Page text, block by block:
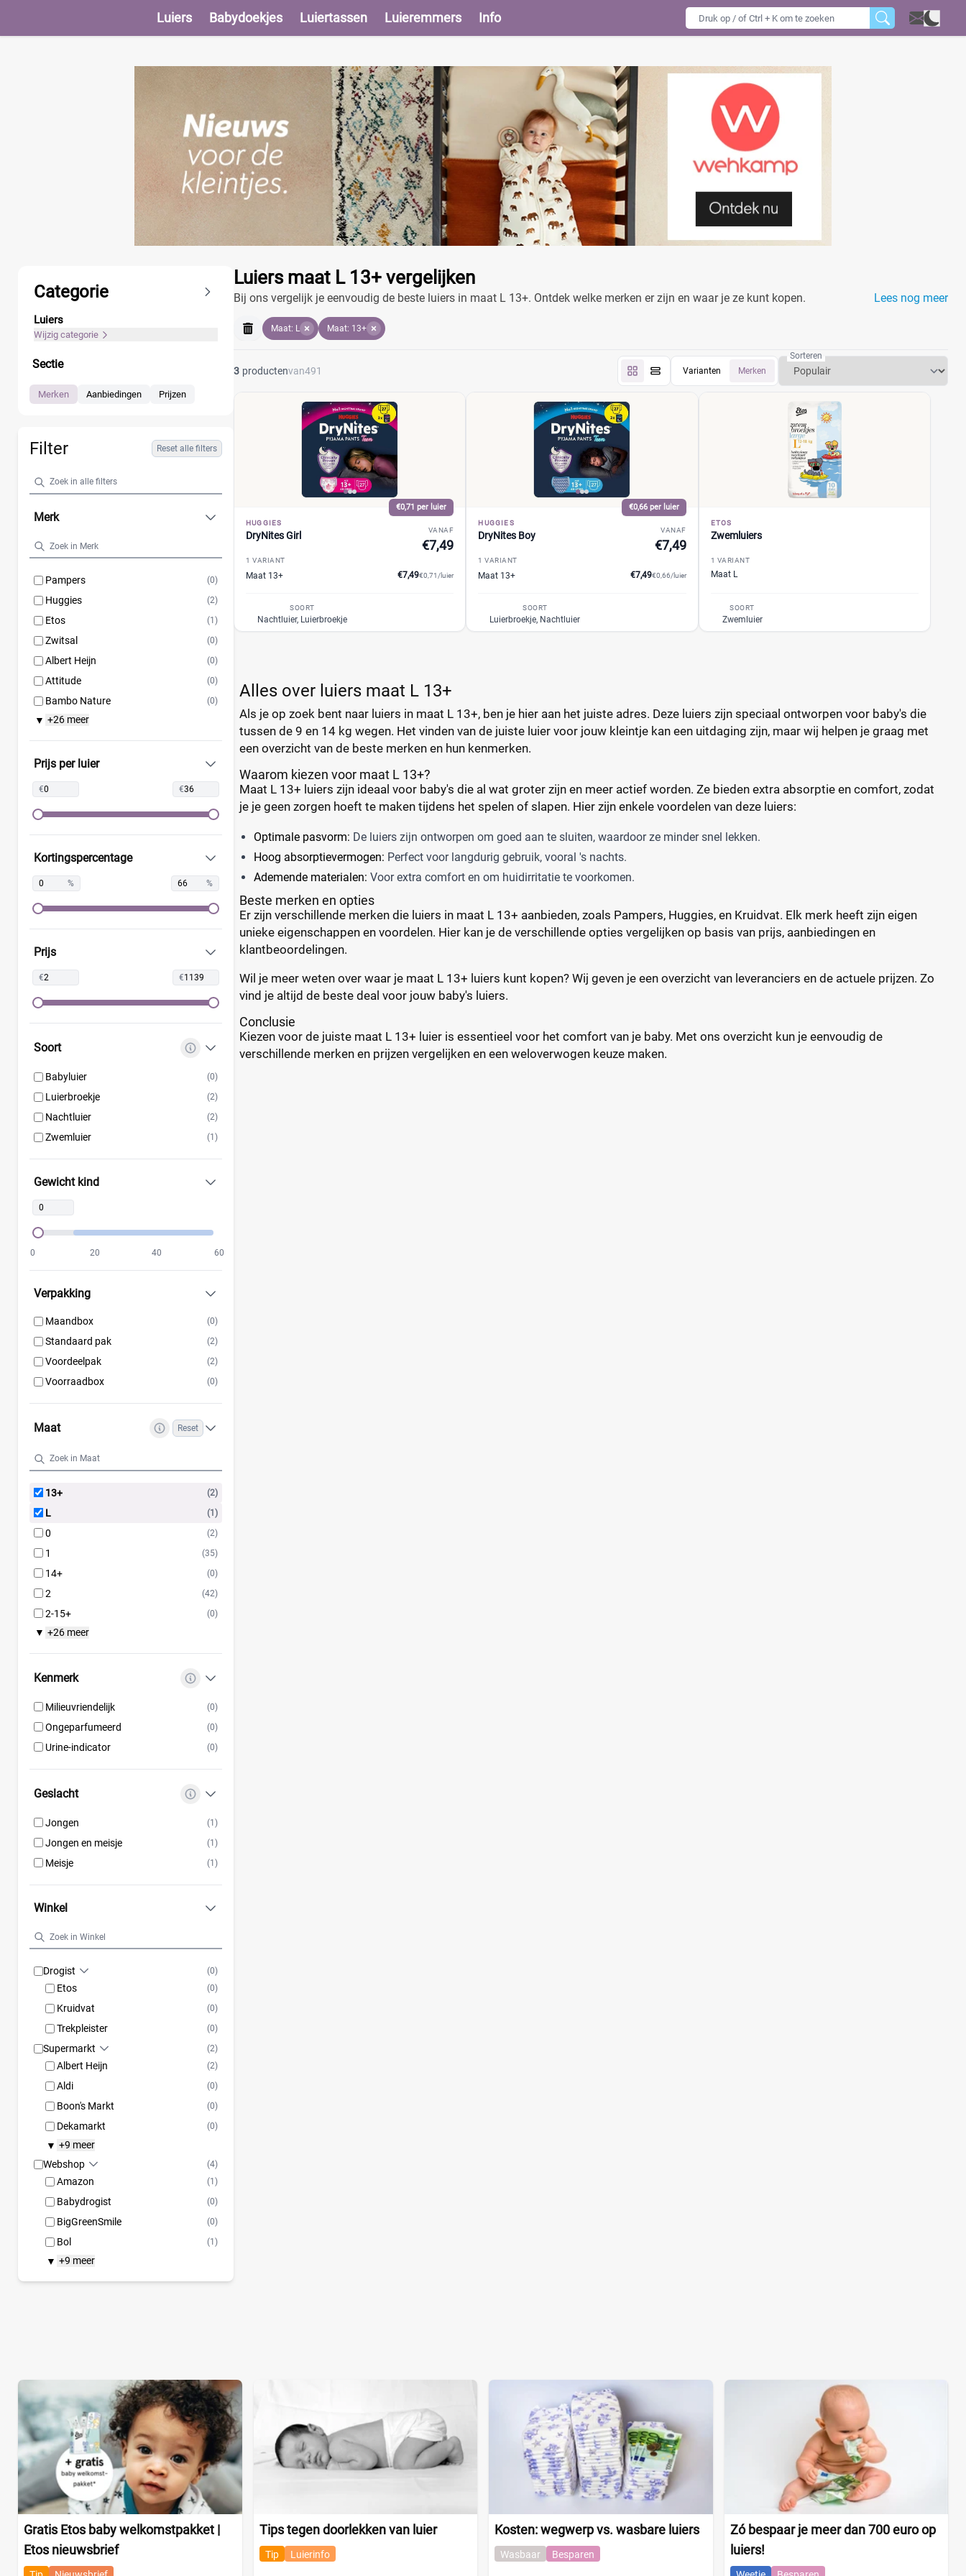
Luiers Babydoekjes Luiertassen Luieremmers Info
Categorie
Luiers
Wijzig categorie
Sectie
Merken Aanbiedingen Prijzen
Filter Reset alle filters
Merk
Pampers (0)
Huggies (2)
Etos (1)
Zwitsal (0)
Albert Heijn (0)
Attitude (0)
Bambo Nature (0)
Bebino
Bonbébé (0)
Bumblies (0)
Confy (0)
(0)
Europrofit (0)
GhaZoo (0)
(0)
Lupilu
Magics (0)
Mamia (0)
Muumi (0)
Pura (0)
Rascal + Friends (0)
SweetCare (0)
Teddy Care (0)
Toujours (0)
Trekpleister
▼ +26 meer
Prijs per luier
€ €
Kortingspercentage
% %
Prijs
€ €
Soort
Babyluier (0)
Luierbroekje (2)
Nachtluier (2)
Zwemluier (1)
Gewicht kind
0 20 40 60
Verpakking
Maandbox (0)
Standaard pak (2)
Voordeelpak (2)
Voorraadbox (0)
Maat Reset
13+ (2)
L (1)
0 (2)
1 (35)
14+ (0)
2 (42)
2-15+ (0)
▼ +26 meer
Kenmerk
Milieuvriendelijk (0)
Ongeparfumeerd (0)
Urine-indicator (0)
Geslacht
Jongen (1)
Jongen en meisje (1)
Meisje (1)
Winkel
Drogist (0)
Etos (0)
Kruidvat (0)
Trekpleister (0)
Supermarkt (2)
Albert Heijn (2)
Aldi (0)
Boon's Markt (0)
Dekamarkt (0)
▼ +9 meer
Webshop
(4)
Amazon (1)
Babydrogist (0)
BigGreenSmile (0)
Bol (1)
▼ +9 meer
Luiers maat L 13+ vergelijken
Bij ons vergelijk je eenvoudig de beste luiers in maat L 13+. Ontdek welke merken er zijn en waar je ze kunt kopen. Lees nog meer
Producten
Maat: L Maat: 13+
3 productenvan491 Varianten Merken
Sorteren
€0,71 per luier
HUGGIES
DryNites Girl VANAF
€7,49
1 VARIANT
Maat 13+ €7,49€0,71/luier
SOORT
Nachtluier, Luierbroekje
€0,66 per luier
HUGGIES
DryNites Boy VANAF
€7,49
1 VARIANT
Maat 13+ €7,49€0,66/luier
SOORT
Luierbroekje, Nachtluier
ETOS
Zwemluiers
1 VARIANT
Maat L
SOORT
Zwemluier
Alles over luiers maat L 13+
Als je op zoek bent naar luiers in maat L 13+, ben je hier aan het juiste adres. Deze luiers zijn speciaal ontworpen voor baby's die
tussen de 9 en 14 kg wegen. Het vinden van de juiste luier voor jouw kleintje kan een uitdaging zijn, maar wij helpen je graag met
een overzicht van de beste merken en hun kenmerken.
Waarom kiezen voor maat L 13+?
Maat L 13+ luiers zijn ideaal voor baby's die al wat groter zijn en meer actief worden. Ze bieden extra absorptie en comfort, zodat
je je geen zorgen hoeft te maken tijdens het spelen of slapen. Hier zijn enkele voordelen van deze luiers:
Optimale pasvorm: De luiers zijn ontworpen om goed aan te sluiten, waardoor ze minder snel lekken.
Hoog absorptievermogen: Perfect voor langdurig gebruik, vooral 's nachts.
Ademende materialen: Voor extra comfort en om huidirritatie te voorkomen.
Beste merken en opties
Er zijn verschillende merken die luiers in maat L 13+ aanbieden, zoals Pampers, Huggies, en Kruidvat. Elk merk heeft zijn eigen
unieke eigenschappen en voordelen. Hier kan je de verschillende opties vergelijken op basis van prijs, aanbiedingen en
klantbeoordelingen.
Wil je meer weten over waar je maat L 13+ luiers kunt kopen? Wij geven je een overzicht van leveranciers en de actuele prijzen. Zo
vind je altijd de beste deal voor jouw baby's luiers.
Conclusie
Kiezen voor de juiste maat L 13+ luier is essentieel voor het comfort van je baby. Met ons overzicht kun je eenvoudig de
verschillende merken en prijzen vergelijken en een weloverwogen keuze maken.
Gratis Etos baby welkomstpakket |
Etos nieuwsbrief
Tips tegen doorlekken van luier
Tip Luierinfo
Kosten: wegwerp vs. wasbare luiers
Wasbaar Besparen
Zó bespaar je meer dan 700 euro op
luiers!